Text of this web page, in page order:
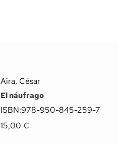
Aira, César
El náufrago
ISBN:978-950-845-259-7
15,00 €